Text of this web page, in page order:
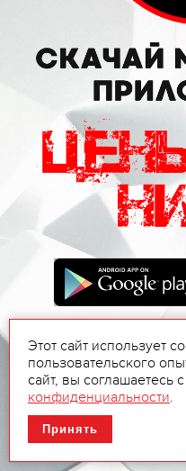
Этот сайт использует
пользовательского
сайт, вы соглашаетесь
конфиденциальности.
Принять